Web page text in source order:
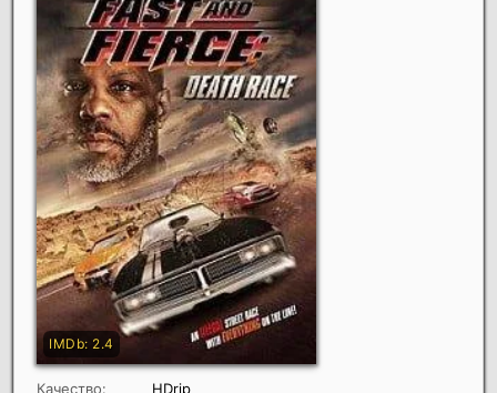
Качество: HDrip